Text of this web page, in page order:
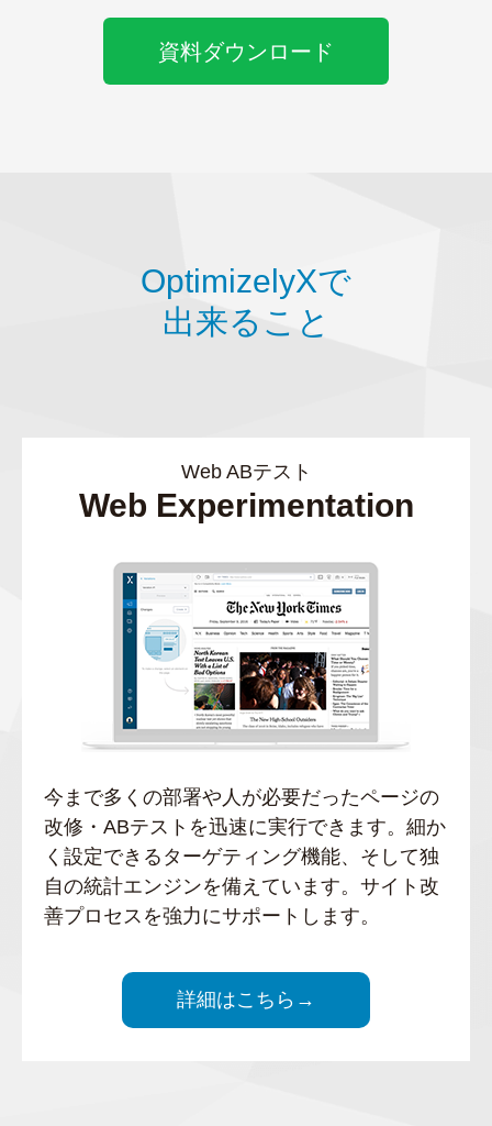
資料ダウンロード
OptimizelyXで
出来ること
Web ABテスト
Web Experimentation
今まで多くの部署や人が必要だったページの
改修・ABテストを迅速に実行できます。細か
く設定できるターゲティング機能、そして独
自の統計エンジンを備えています。サイト改
善プロセスを強力にサポートします。
詳細はこちら→